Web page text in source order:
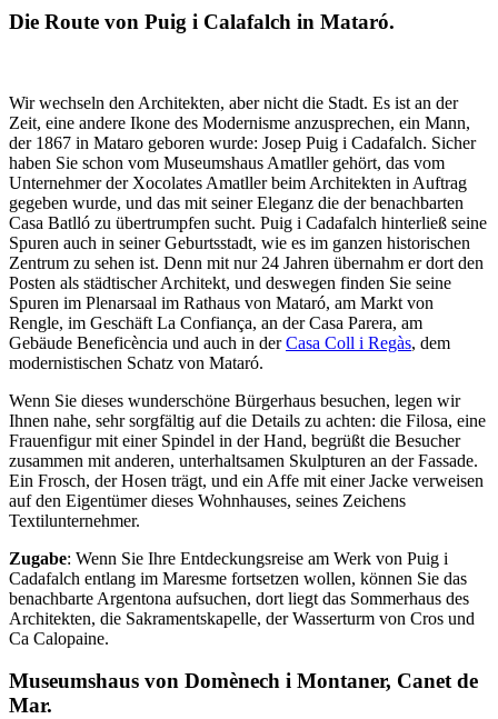
Die Route von Puig i Calafalch in Mataró.
Wir wechseln den Architekten, aber nicht die Stadt. Es ist an der
Zeit, eine andere Ikone des Modernisme anzusprechen, ein Mann,
der 1867 in Mataro geboren wurde: Josep Puig i Cadafalch. Sicher
haben Sie schon vom Museumshaus Amatller gehört, das vom
Unternehmer der Xocolates Amatller beim Architekten in Auftrag
gegeben wurde, und das mit seiner Eleganz die der benachbarten
Casa Batlló zu übertrumpfen sucht. Puig i Cadafalch hinterließ seine
Spuren auch in seiner Geburtsstadt, wie es im ganzen historischen
Zentrum zu sehen ist. Denn mit nur 24 Jahren übernahm er dort den
Posten als städtischer Architekt, und deswegen finden Sie seine
Spuren im Plenarsaal im Rathaus von Mataró, am Markt von
Rengle, im Geschäft La Confiança, an der Casa Parera, am
Gebäude Beneficència und auch in derCasa Coll i Regàs, dem
modernistischen Schatz von Mataró.
Wenn Sie dieses wunderschöne Bürgerhaus besuchen, legen wir
Ihnen nahe, sehr sorgfältig auf die Details zu achten: die Filosa, eine
Frauenfigur mit einer Spindel in der Hand, begrüßt die Besucher
zusammen mit anderen, unterhaltsamen Skulpturen an der Fassade.
Ein Frosch, der Hosen trägt, und ein Affe mit einer Jacke verweisen
auf den Eigentümer dieses Wohnhauses, seines Zeichens
Textilunternehmer.
Zugabe: Wenn Sie Ihre Entdeckungsreise am Werk von Puig i
Cadafalch entlang im Maresme fortsetzen wollen, können Sie das
benachbarte Argentona aufsuchen, dort liegt das Sommerhaus des
Architekten, die Sakramentskapelle, der Wasserturm von Cros und
Ca Calopaine.
Museumshaus von Domènech i Montaner, Canet de
Mar.